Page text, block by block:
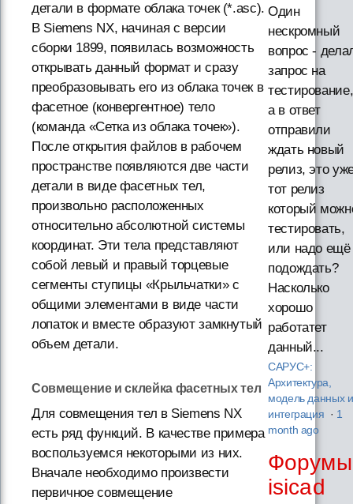
детали в формате облака точек (*.asc).
В Siemens NX, начиная с версии
сборки 1899, появилась возможность
открывать данный формат и сразу
преобразовывать его из облака точек в
фасетное (конвергентное) тело
(команда «Сетка из облака точек»).
После открытия файлов в рабочем
пространстве появляются две части
детали в виде фасетных тел,
произвольно расположенных
относительно абсолютной системы
координат. Эти тела представляют
собой левый и правый торцевые
сегменты ступицы «Крыльчатки» с
общими элементами в виде части
лопаток и вместе образуют замкнутый
объем детали.
Совмещение и склейка фасетных тел
Для совмещения тел в Siemens NX
есть ряд функций. В качестве примера
воспользуемся некоторыми из них.
Вначале необходимо произвести
первичное совмещение
Один
нескромный
вопрос -
запрос на
тестирование,
а в ответ
отправили
ждать новый
релиз, это
тот релиз
который
тестировать,
или надо ещё
подождать?
Насколько
хорошо
работатет
данный...
САРУС+:
Архитектура,
модель данных и
интеграция · 1
month ago
Форумы
isicad